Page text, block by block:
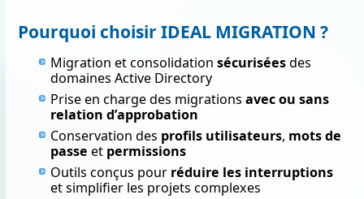
Pourquoi choisir IDEAL MIGRATION ?
Migration et consolidation sécuriséesdes
domaines Active Directory
Prise en charge des migrations avec ou sans
relation d’approbation
Conservation des profils utilisateurs, mots de
passe et permissions
Outils conçus pour réduire les interruptions
et simplifier les projets complexes